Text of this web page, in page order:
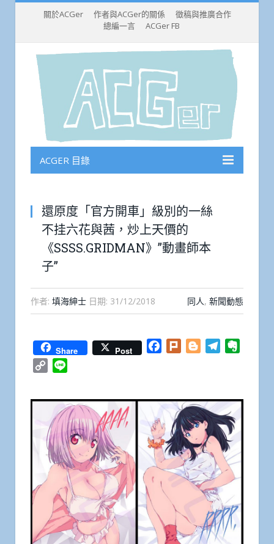
關於ACGer 作者與ACGer的關係
徵稿與推廣合作
總編一言
ACGer FB
ACGER 目錄
還原度「官方開車」級別的一絲
不挂六花與茜，炒上天價的
《SSSS.GRIDMAN》”動畫師本
子”
作者: 填海紳士 日期: 31/12/2018 同人, 新聞動態
Share Post Facebook
Plurk BloggerTelegram
Copy